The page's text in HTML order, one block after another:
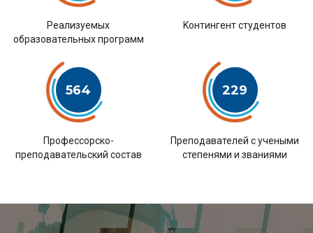
Pеализуемых
образовательных программ
Kонтингент студентов
564
Профессорско-
преподавательский состав
229
Преподавателей с учеными
степенями и званиями